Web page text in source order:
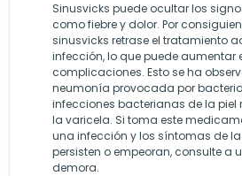
Sinusvicks puede ocultar los
como fiebre y dolor. Por
sinusvicks retrase el tratamiento
infección, lo que puede aumentar
complicaciones. Esto se ha
neumonía provocada por
infecciones bacterianas de la
la varicela. Si toma este
una infección y los síntomas de
persisten o empeoran, consulte a
demora.